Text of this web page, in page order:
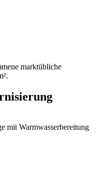
marktübliche
mit Warmwasserbereitung